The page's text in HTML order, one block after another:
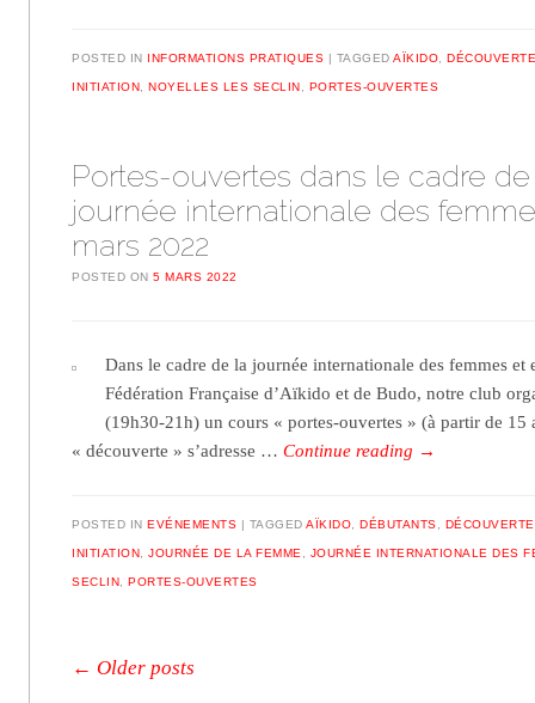
POSTED IN INFORMATIONS PRATIQUES TAGGEDAÏKIDO ,
INITIATION ,NOYELLES LES SECLIN PORTES-OUVERTES
Portes-ouvertes dans le cadre
journée internationale des
mars 2022
POSTED ON5 MARS 2022
Dans le cadre de la journée internationale des femmes et
Fédération Française d’Aïkido et de Budo, notre club
(19h30-21h) un cours « portes-ouvertes » (à partir de 15
« découverte » s’adresse …Continue reading →
POSTED INEVÉNEMENTS TAGGEDAÏKIDO ,DÉBUTANTS DÉCOUVERTE
INITIATION ,JOURNÉE DE LA FEMME JOURNÉE INTERNATIONALE DES
SECLIN ,PORTES-OUVERTES
Post navigation
← Older posts